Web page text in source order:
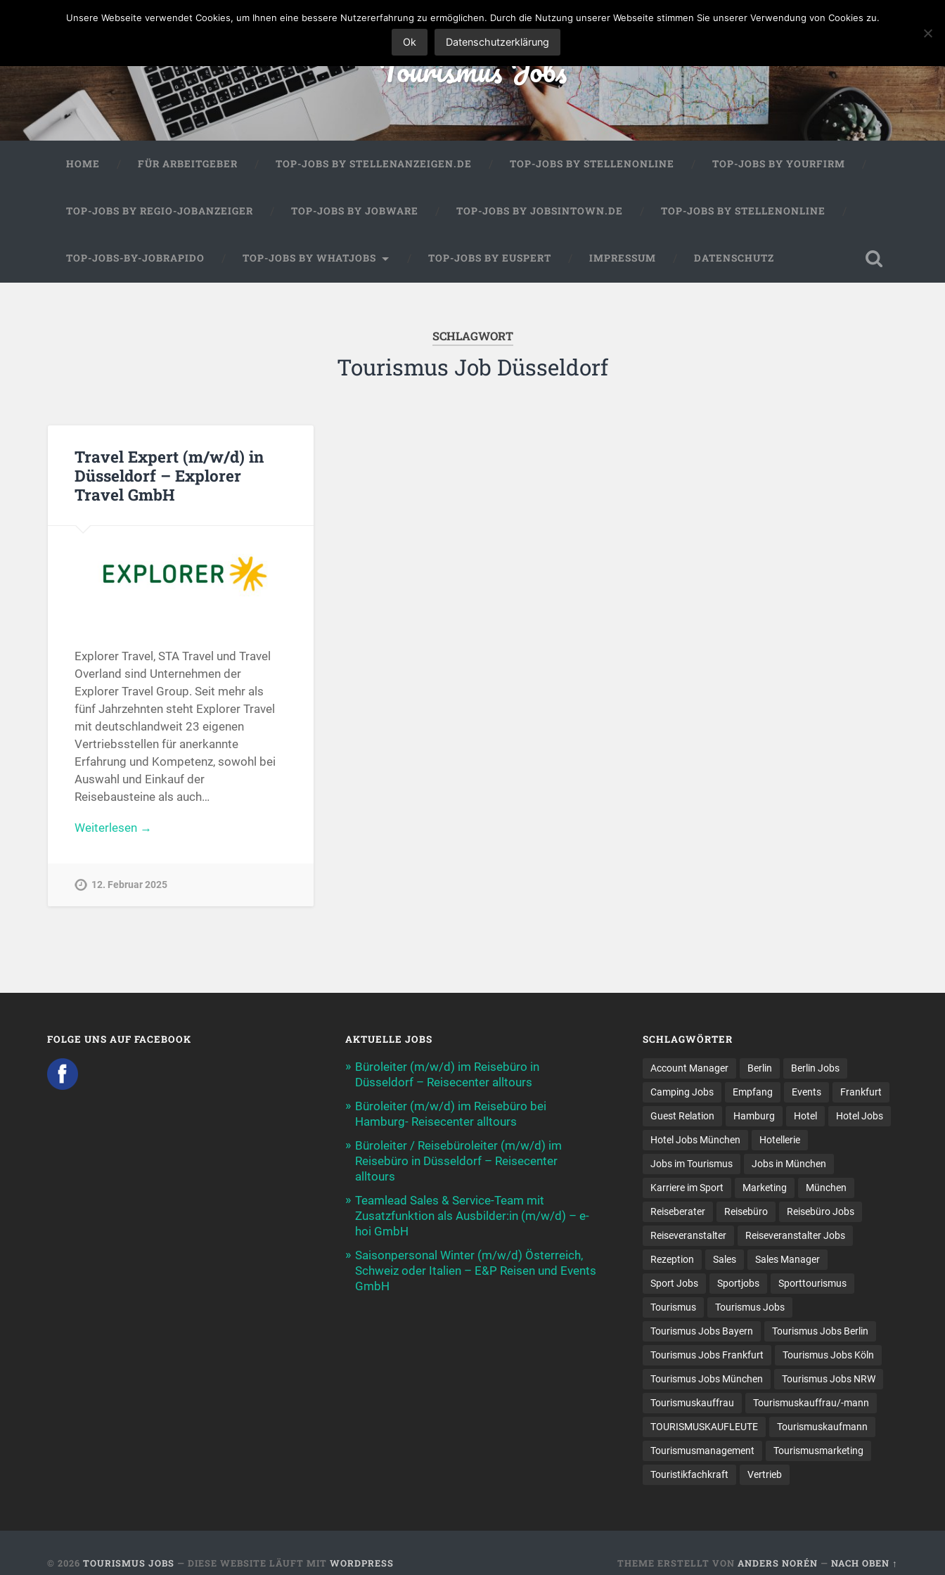
Tourismus Jobs
HOME FÜR ARBEITGEBER TOP-JOBS BY STELLENANZEIGEN.DE TOP-JOBS BY STELLENONLINE TOP-JOBS BY YOURFIRM
TOP-JOBS BY REGIO-JOBANZEIGER TOP-JOBS BY JOBWARE TOP-JOBS BY JOBSINTOWN.DE TOP-JOBS BY STELLENONLINE
TOP-JOBS-BY-JOBRAPIDO TOP-JOBS BY WHATJOBS TOP-JOBS BY EUSPERT IMPRESSUM DATENSCHUTZ
SCHLAGWORT
Tourismus Job Düsseldorf
Travel Expert (m/w/d) in
Düsseldorf – Explorer
Travel GmbH
Explorer Travel, STA Travel und Travel
Overland sind Unternehmen der
Explorer Travel Group. Seit mehr als
fünf Jahrzehnten steht Explorer Travel
mit deutschlandweit 23 eigenen
Vertriebsstellen für anerkannte
Erfahrung und Kompetenz, sowohl bei
Auswahl und Einkauf der
Reisebausteine als auch…
Weiterlesen →
12. Februar 2025
FOLGE UNS AUF FACEBOOK AKTUELLE JOBS
Büroleiter (m/w/d) im Reisebüro in
Düsseldorf – Reisecenter alltours
Büroleiter (m/w/d) im Reisebüro bei
Hamburg- Reisecenter alltours
Büroleiter / Reisebüroleiter (m/w/d) im
Reisebüro in Düsseldorf – Reisecenter
alltours
Teamlead Sales & Service-Team mit
Zusatzfunktion als Ausbilder:in (m/w/d) – e-
hoi GmbH
Saisonpersonal Winter (m/w/d) Österreich,
Schweiz oder Italien – E&P Reisen und Events
GmbH
SCHLAGWÖRTER
Account Manager Berlin Berlin Jobs
Camping Jobs Empfang Events Frankfurt
Guest Relation Hamburg Hotel Hotel Jobs
Hotel Jobs München Hotellerie
Jobs im Tourismus Jobs in München
Karriere im Sport Marketing München
Reiseberater Reisebüro Reisebüro Jobs
Reiseveranstalter Reiseveranstalter Jobs
Rezeption Sales Sales Manager
Sport Jobs Sportjobs Sporttourismus
Tourismus Tourismus Jobs
Tourismus Jobs Bayern Tourismus Jobs Berlin
Tourismus Jobs Frankfurt Tourismus Jobs Köln
Tourismus Jobs München Tourismus Jobs NRW
Tourismuskauffrau Tourismuskauffrau/-mann
TOURISMUSKAUFLEUTE Tourismuskaufmann
Tourismusmanagement Tourismusmarketing
Touristikfachkraft Vertrieb
© 2026TOURISMUS JOBS — DIESE WEBSITE LÄUFT MITWORDPRESS THEME ERSTELLT VON ANDERS NORÉN — NACH OBEN ↑
Unsere Webseite verwendet Cookies, um Ihnen eine bessere Nutzererfahrung zu ermöglichen. Durch die Nutzung unserer Webseite stimmen Sie unserer Verwendung von Cookies zu.
Ok Datenschutzerklärung